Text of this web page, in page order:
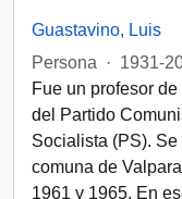
Guastavino, Luis
Persona
· 1931-
Fue un profesor
del Partido
Socialista (PS).
comuna de
1961 y 1965. En